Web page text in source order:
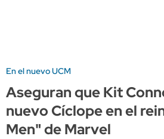
En el nuevo UCM
Aseguran que Kit
nuevo Cíclope en el
Men" de Marvel